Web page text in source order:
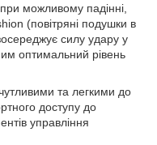
можливому падінні,
(повітряні подушки в
силу удару у
оптимальний рівень
та легкими до
доступу до
управління